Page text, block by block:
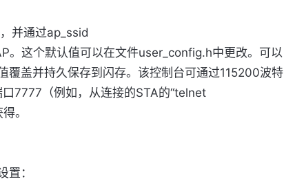
。这个默认值可以在文件user_config.h中更改。可以
覆盖并持久保存到闪存。该控制台可通过115200波特
7777（例如，从连接的STA的“telnet
。
置：